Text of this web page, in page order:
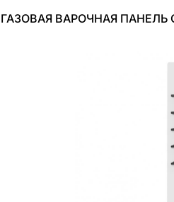
ГАЗОВАЯ ВАРОЧНАЯ ПАНЕЛЬ